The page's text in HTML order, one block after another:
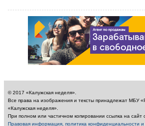
© 2017 «Калужская неделя».
Все права на изображения и тексты принадлежат МБУ
«Калужская неделя».
При полном или частичном копировании ссылка на сайт
Правовая информация, политика конфиденциальности